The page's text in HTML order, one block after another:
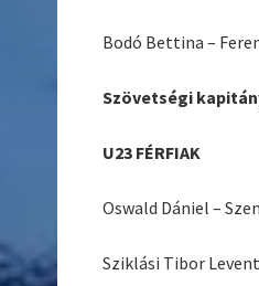
Bodó Bettina –
Szövetségi
U23 FÉRFIAK
Oswald Dániel –
Sziklási Tibor